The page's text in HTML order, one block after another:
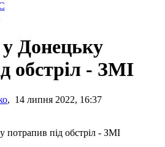
Донецьку
обстріл - ЗМІ
, 14 липня 2022, 16:37